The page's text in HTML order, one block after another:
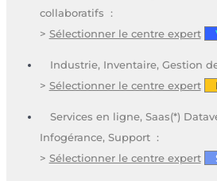
collaboratifs :
> Sélectionner le centre expert
Industrie, Inventaire, Gestion
> Sélectionner le centre expert
Services en ligne, Saas(*)
Infogérance, Support :
> Sélectionner le centre expert